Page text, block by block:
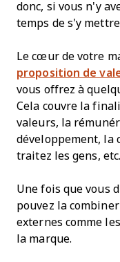
donc, si vous n'y
temps de s'y
Le cœur de votre
proposition de
vous offrez à
Cela couvre la
valeurs, la
développement, la
traitez les gens, etc.
Une fois que vous
pouvez la
externes comme
la marque.